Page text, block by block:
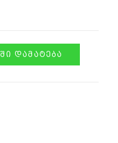
ᲓᲐᲛᲐᲢᲔᲑᲐ